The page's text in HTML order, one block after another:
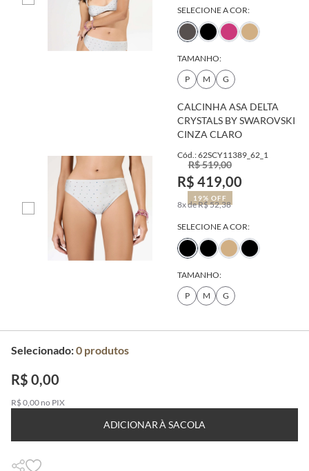
SELECIONE A COR:
TAMANHO:
P
M G
CALCINHA ASA DELTA
CRYSTALS BY SWAROVSKI
CINZA CLARO
Cód.: 62SCY11389_62_1
R$ 519,00
R$ 419,00
19% OFF
8x de R$ 52,38
SELECIONE A COR:
TAMANHO:
P
M G
Selecionado:0 produtos
R$ 0,00
R$ 0,00 no PIX
ADICIONAR À SACOLA